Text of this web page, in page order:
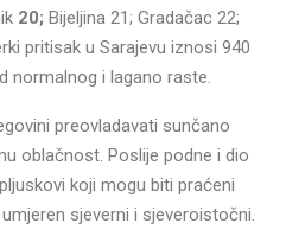
20; Bijeljina 21; Gradačac 22;
pritisak u Sarajevu iznosi 940
normalnog i lagano raste.
preovladavati sunčano
oblačnost. Poslije podne i dio
koji mogu biti praćeni
sjeverni i sjeveroistočni.